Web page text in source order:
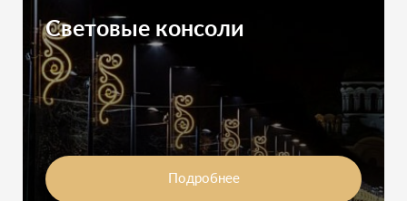
Световые консоли
Подробнее